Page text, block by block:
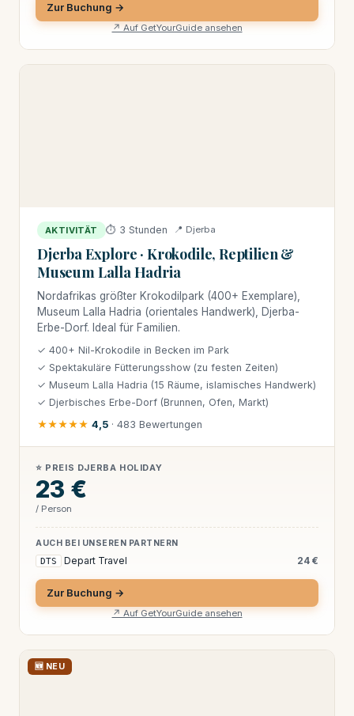
Zur Buchung →
↗ Auf GetYourGuide ansehen
AKTIVITÄT ⏱ 3 Stunden 📍 Djerba
Djerba Explore · Krokodile, Reptilien &
Museum Lalla Hadria
Nordafrikas größter Krokodilpark (400+ Exemplare),
Museum Lalla Hadria (orientales Handwerk), Djerba-
Erbe-Dorf. Ideal für Familien.
✓ 400+ Nil-Krokodile in Becken im Park
✓ Spektakuläre Fütterungsshow (zu festen Zeiten)
✓ Museum Lalla Hadria (15 Räume, islamisches Handwerk)
✓ Djerbisches Erbe-Dorf (Brunnen, Ofen, Markt)
★★★★★ 4,5 · 483 Bewertungen
⭐ PREIS DJERBA HOLIDAY
23 €
/ Person
AUCH BEI UNSEREN PARTNERN
DTS Depart Travel 24 €
Zur Buchung →
↗ Auf GetYourGuide ansehen
🆕 NEU